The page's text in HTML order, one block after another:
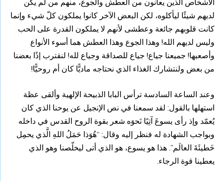
الأشخاص الذين يعانون من العطش والجوع، منهم من لم يكن
لديهم شيئًا ليأكلوه، لكن البعض الآخر كانوا يملكون كلّ شيء وإنما
كانت قلوبهم جائعة وعطشى لأنهم لا يملكون القدرة على الحب
وليس لديهم الله! وهذا الجوع وهذا العطش هما أسوء الأنواع
وأصعبها! جميعنا جياع! جياع للصداقة وجياع لله! لنقترب إذًا بعضنا
من بعض ولنتشارك الغذاء الذي نحتاجه ماديًّا كان أم روحيًّا!
وعند الساعة السادسة ترأس البابا الذبيحة الإلهية وألقى عظة
استهلها بالقول: لقد سمعنا في نص الإنجيل عن يوحنا الذي كان
يُعمّد وإذ رأى يسوعَ آتِيًا نَحوَه شعر بقوة الروح القدس في داخله
وبواجب الشهادة له فنظر إليه وقال: “هُوَذا حَمَلُ اللهِ الَّذي يحمِل
خَطيئَةَ العالَم”. هذا هو يسوع، هو الذي أتى ليخلّصنا وهو الذي
يعطينا قوة الرجاء.